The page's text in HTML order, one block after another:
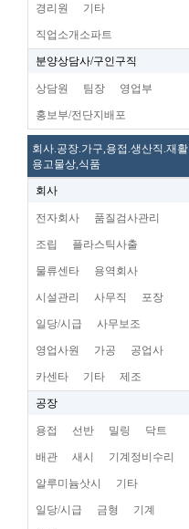
경리원 기타
직업소개소파트
분양상담사/구인구직
상담원 팀장 영업부
홍보부/전단지배포
회사.공장.가구,용접.생산직.재활
용고물상,식품
회사
전자회사 품질검사관리
조립 플라스틱사출
물류센타 용역회사
시설관리 사무직 포장
일당/시급 사무보조
영업사원 가공 공업사
카센타 기타 제조
공장
용접 선반 밀링 닥트
배관 새시 기계정비수리
알루미늄삿시 기타
일당/시급 금형 기계